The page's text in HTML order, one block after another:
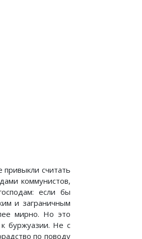
считать
коммунистов,
если бы
и заграничным
мирно. Но это
буржуазии. Не с
по поводу